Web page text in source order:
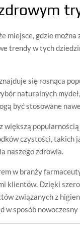
miejsce, gdzie
trendy w tych
się rosnąca
naturalnych
być stosowane
czystości, takich
naszego zdrowia.
w branży
klientów. Dzięki
związanych z
w sposób nowoczesny